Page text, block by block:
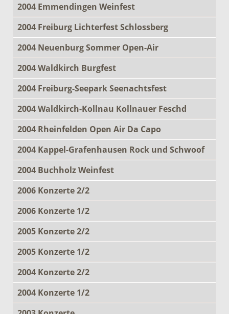
2004 Emmendingen Weinfest
2004 Freiburg Lichterfest Schlossberg
2004 Neuenburg Sommer Open-Air
2004 Waldkirch Burgfest
2004 Freiburg-Seepark Seenachtsfest
2004 Waldkirch-Kollnau Kollnauer Feschd
2004 Rheinfelden Open Air Da Capo
2004 Kappel-Grafenhausen Rock und Schwoof
2004 Buchholz Weinfest
2006 Konzerte 2/2
2006 Konzerte 1/2
2005 Konzerte 2/2
2005 Konzerte 1/2
2004 Konzerte 2/2
2004 Konzerte 1/2